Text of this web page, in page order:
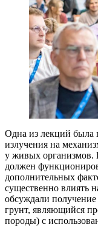
Одна из лекций
излучения на
у живых организмов.
должен
дополнительных
существенно влиять
обсуждали получение
грунт, являющийся
породы) с